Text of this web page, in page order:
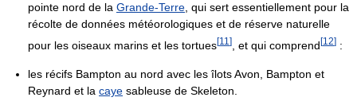
pointe nord de la Grande-Terre, qui sert essentiellement pour la
récolte de données météorologiques et de réserve naturelle
pour les oiseaux marins et les tortues[11 ] , et qui comprend [12] :
les récifs Bampton au nord avec les îlots Avon, Bampton et
Reynard et la caye sableuse de Skeleton.